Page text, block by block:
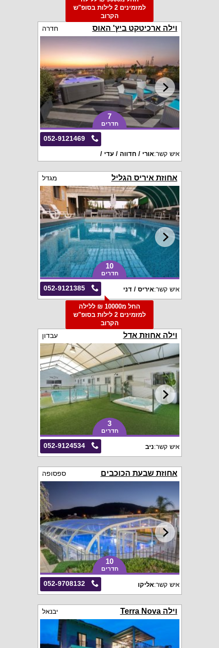
למזמינים 2 לילות בסופ"ש
הקרוב
וילה ארכיטקט ביץ' האוס חדרה
7
חדרים
052-9121469
איש קשר:אורי / חדווה / עדי /
אחוזת איריס הגליל מגדל
10
חדרים
052-9121385 איש קשר:איריס / דני
החל מ10000 ₪ ללילה
למזמינים 2 לילות בסופ"ש
הקרוב
וילה אחוזת אדל עבדון
3
חדרים
052-9124534 איש קשר:ניב
אחוזת שבעת הכוכבים ספסופה
10
חדרים
052-9708132 איש קשר:אליקו
וילה Terra Nova יבנאל